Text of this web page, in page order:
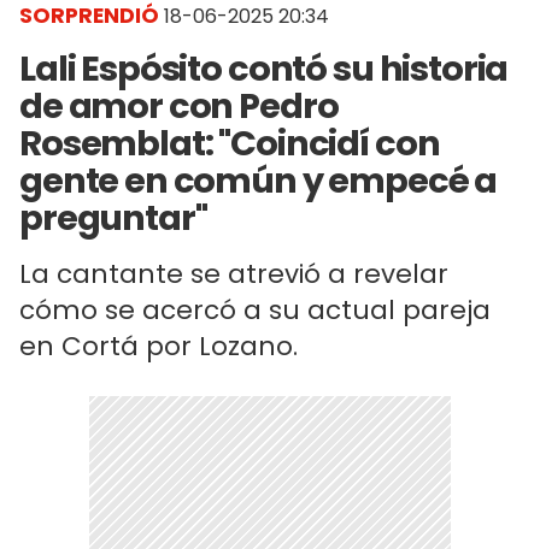
SORPRENDIÓ 18-06-2025 20:34
Lali Espósito contó su historia
de amor con Pedro
Rosemblat: "Coincidí con
gente en común y empecé a
preguntar"
La cantante se atrevió a revelar
cómo se acercó a su actual pareja
en Cortá por Lozano.